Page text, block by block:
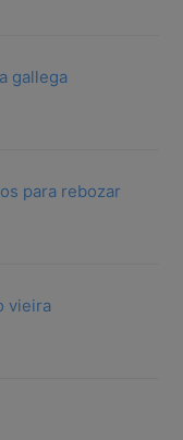
gallega
para rebozar
vieira